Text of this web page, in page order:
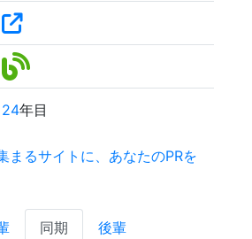
24年目
まるサイトに、あなたのPRを
同期 後輩